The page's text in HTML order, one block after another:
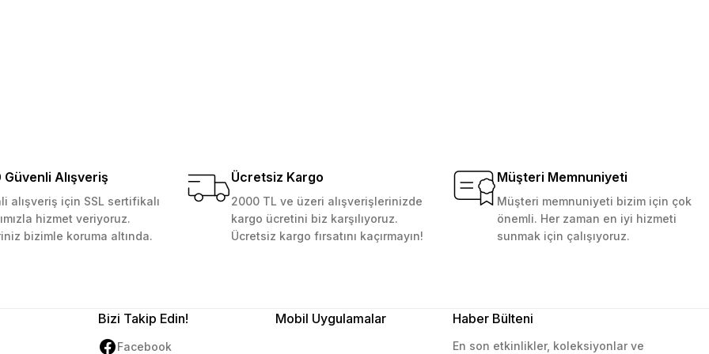
Güvenli Alışveriş
alışveriş için SSL sertifikalı
hizmet veriyoruz.
bizimle koruma altında.
Ücretsiz Kargo
2000 TL ve üzeri alışverişlerinizde
kargo ücretini biz karşılıyoruz.
Ücretsiz kargo fırsatını kaçırmayın!
Müşteri Memnuniyeti
Müşteri memnuniyeti bizim için çok
önemli. Her zaman en iyi hizmeti
sunmak için çalışıyoruz.
Bizi Takip Edin!
Facebook
Mobil Uygulamalar Haber Bülteni
En son etkinlikler, koleksiyonlar ve